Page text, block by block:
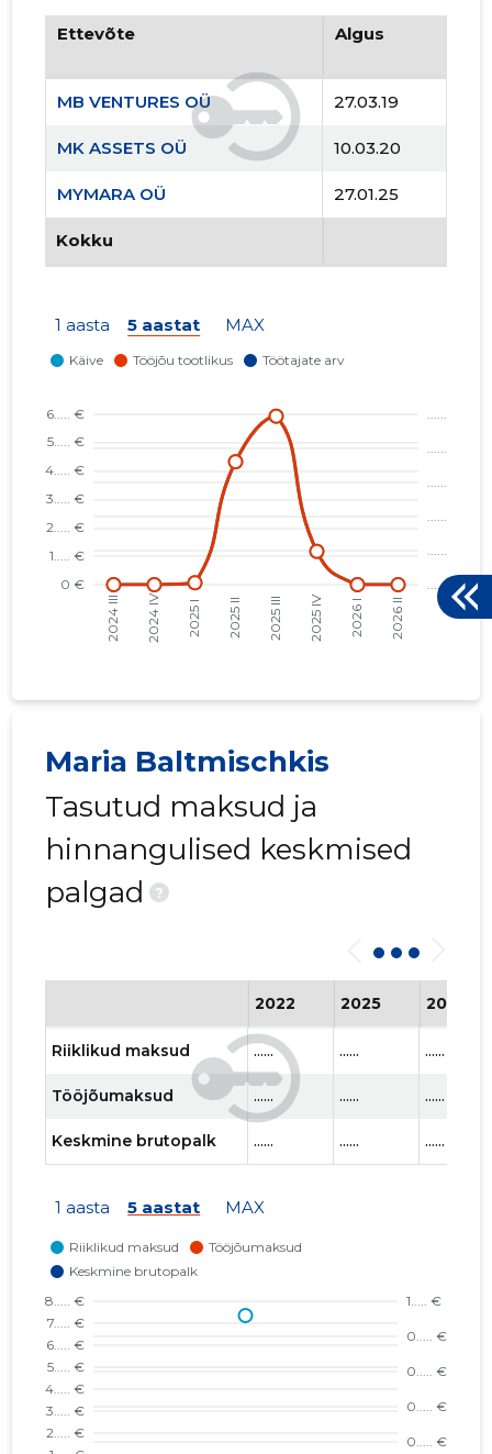
Ettevõte Algus
MB VENTURES OÜ 27.03.19
MK ASSETS OÜ 10.03.20
MYMARA OÜ 27.01.25
Kokku
1 aasta 5 aastat MAX
Maria Baltmischkis
Tasutud maksud ja
hinnangulised keskmised
palgad
?
2022 2025 2026
Riiklikud maksud ...... ...... ......
Tööjõumaksud ...... ...... ......
Keskmine brutopalk ...... ...... ......
1 aasta 5 aastat MAX